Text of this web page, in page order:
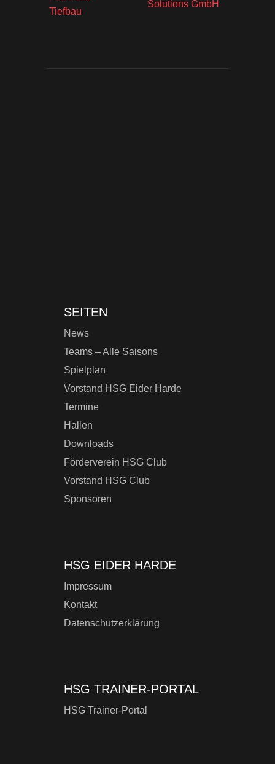
SEITEN
News
Teams – Alle Saisons
Spielplan
Vorstand HSG Eider Harde
Termine
Hallen
Downloads
Förderverein HSG Club
Vorstand HSG Club
Sponsoren
HSG EIDER HARDE
Impressum
Kontakt
Datenschutzerklärung
HSG TRAINER-PORTAL
HSG Trainer-Portal